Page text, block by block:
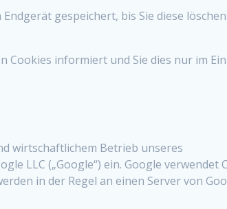
gespeichert, bis Sie diese
Cookies informiert und Sie dies nur im
wirtschaftlichem Betrieb unseres
LLC („Google“) ein. Google verwendet
in der Regel an einen Server von